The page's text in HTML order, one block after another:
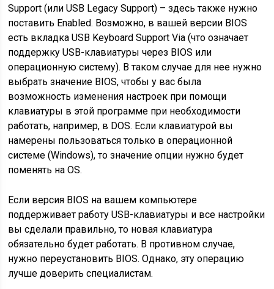
Support (или USB Legacy Support) – здесь также нужно
поставить Enabled. Возможно, в вашей версии BIOS
есть вкладка USB Keyboard Support Via (что означает
поддержку USB-клавиатуры через BIOS или
операционную систему). В таком случае для нее нужно
выбрать значение BIOS, чтобы у вас была
возможность изменения настроек при помощи
клавиатуры в этой программе при необходимости
работать, например, в DOS. Если клавиатурой вы
намерены пользоваться только в операционной
системе (Windows), то значение опции нужно будет
поменять на OS.
Если версия BIOS на вашем компьютере
поддерживает работу USB-клавиатуры и все настройки
вы сделали правильно, то новая клавиатура
обязательно будет работать. В противном случае,
нужно переустановить BIOS. Однако, эту операцию
лучше доверить специалистам.